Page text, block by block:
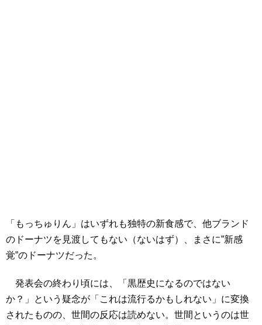
「もっちゅりん」はいずれも独特の新食感で、他ブランド
のドーナツを見渡してもない（ないはず）、まさに”新感
覚”のドーナツだった。
発表会の終わり頃には、「黒歴史になるのではない
か？」という疑念が「これは流行るかもしれない」に変換
されたものの、世間の反応は読めない。世間というのは世